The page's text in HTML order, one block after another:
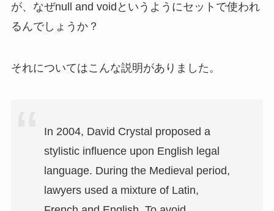
が、なぜnull and voidというようにセットで使われ
るんでしょうか？
それについてはこんな説明がありました。
In 2004, David Crystal proposed a
stylistic influence upon English legal
language. During the Medieval period,
lawyers used a mixture of Latin,